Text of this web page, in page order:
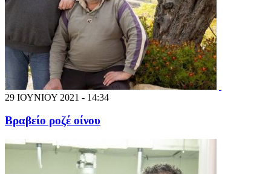
29 ΙΟΥΝΙΟΥ 2021 - 14:34
Βραβείο ροζέ οίνου